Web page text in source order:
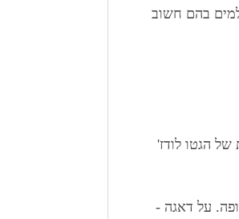
בהם חשוב
הגטו לודז'
על דאגה -